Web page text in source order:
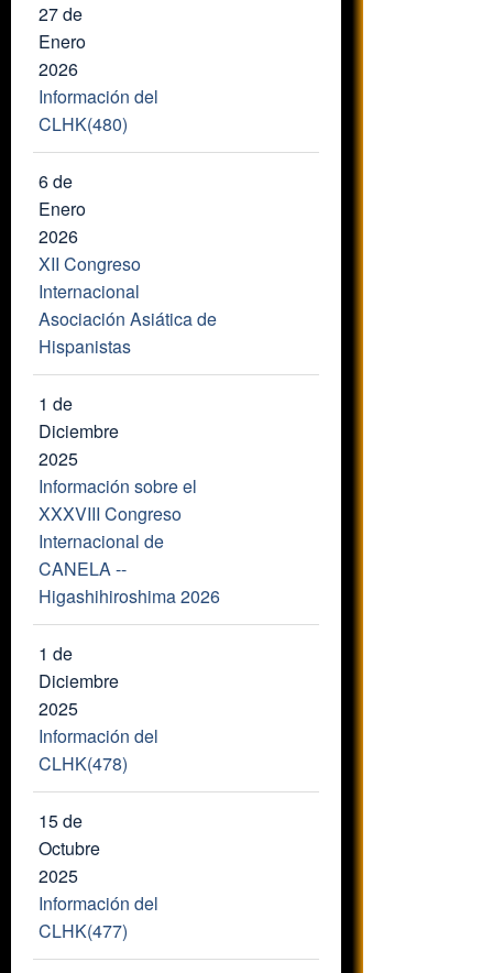
27 de
Enero
2026
Información del
CLHK(480)
6 de
Enero
2026
XII Congreso
Internacional
Asociación Asiática de
Hispanistas
1 de
Diciembre
2025
Información sobre el
XXXVIII Congreso
Internacional de
CANELA --
Higashihiroshima 2026
1 de
Diciembre
2025
Información del
CLHK(478)
15 de
Octubre
2025
Información del
CLHK(477)